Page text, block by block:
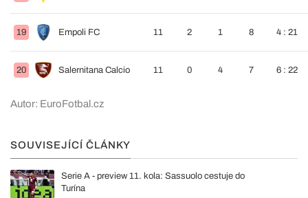
19 Empoli FC 11 2 1 8 4 : 21
20 Salernitana Calcio 11 0 4 7 6 : 22
Autor: EuroFotbal.cz
SOUVISEJÍCÍ ČLÁNKY
Serie A - preview 11. kola: Sassuolo cestuje do
Turína